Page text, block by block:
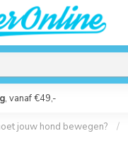
, vanaf €49,-
jouw hond bewegen? /